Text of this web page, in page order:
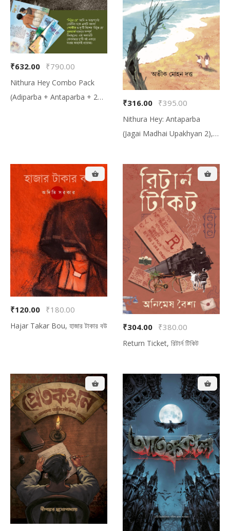
₹632.00 ₹790.00
Nithura Hey Combo Pack
(Adiparba + Antaparba + 2
₹316.00 ₹395.00
Nithura Hey: Antaparba
(Jagai Madhai Upakhyan 2),
২)
₹120.00 ₹180.00
Hajar Takar Bou, হাজার টাকার বউ ₹304.00 ₹380.00
Return Ticket, রিটার্ন টিকিট
Looks like you haven't made your menu